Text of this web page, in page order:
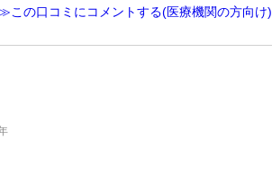
この口コミにコメントする(医療機関の方向け)